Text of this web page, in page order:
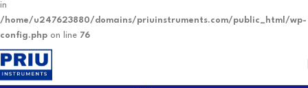
in
/home/u247623880/domains/priuinstruments.com/public_html/wp-
config.php on line 76